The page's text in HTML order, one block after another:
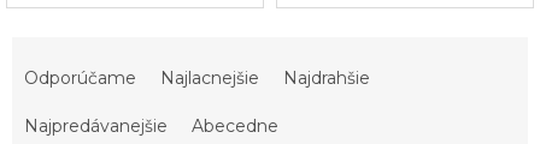
Odporúčame Najlacnejšie Najdrahšie
Najpredávanejšie Abecedne